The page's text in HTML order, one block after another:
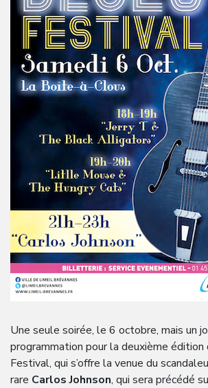
Une seule soirée, le 6 octobre, mais un
programmation pour la deuxième
Festival, qui s’offre la venue du
rare Carlos Johnson, qui sera précédé